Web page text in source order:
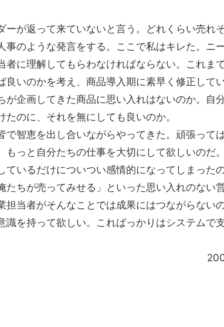
が返って来ていないと言う。どれくらい売れ
のような発言をする。ここで私はキレた。ニ
に理解してもらわなければならない。これま
いのかを考え、商品導入期に素早く修正して
企画してきた商品に思い入れはないのか。自
のに、それを無にしても良いのか。
智恵を出し合いながらやってきた。頑張って
っと自分たちの仕事を大切にして欲しいのだ
いるだけについつい感情的になってしまったの
ちが売ってみせる」といった思い入れのない
当者がそんなことでは成果にはつながらない
を持って欲しい。こればっかりはシステムで